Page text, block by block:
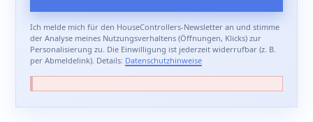
Ich melde mich für den HouseControllers-Newsletter an und stimme
der Analyse meines Nutzungsverhaltens (Öffnungen, Klicks) zur
Personalisierung zu. Die Einwilligung ist jederzeit widerrufbar (z. B.
per Abmeldelink). Details: Datenschutzhinweise